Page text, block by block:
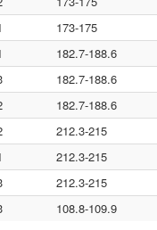
173-175
182.7-188.6
182.7-188.6
182.7-188.6
212.3-215
212.3-215
212.3-215
108.8-109.9